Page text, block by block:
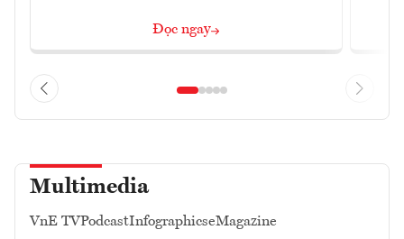
Đọc ngay
Multimedia
VnE TVPodcastInfographicseMagazine